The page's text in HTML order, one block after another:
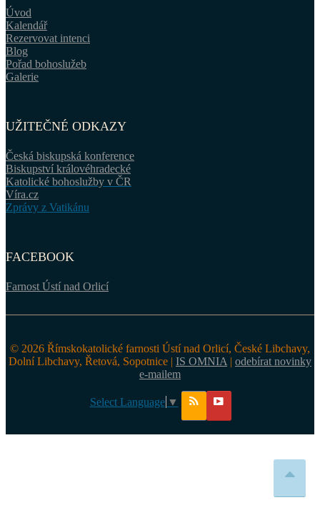
Úvod
Kalendář
Rezervovat intenci
Blog
Pořad bohoslužeb
Galerie
UŽITEČNÉ ODKAZY
Česká biskupská konference
Biskupství královéhradecké
Katolické bohoslužby v ČR
Víra.cz
Zprávy z Vatikánu
FACEBOOK
Farnost Ústí nad Orlicí
© 2026 Římskokatolické farnosti Ústí nad Orlicí, České Libchavy,
Dolní Libchavy, Řetová, Sopotnice | IS OMNIA | odebírat novinky
e-mailem
Select Language ▼